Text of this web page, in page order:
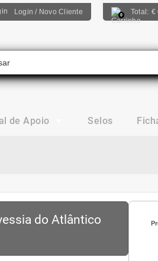
Login / Novo Cliente 0 Total: €
de Apoio Selos
do Atlântico